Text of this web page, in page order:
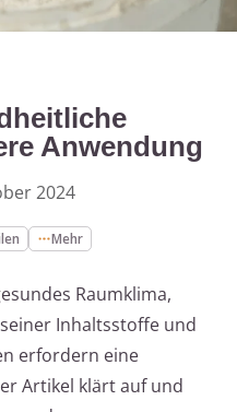
Anwendung
2024
Mehr
Raumklima,
Inhaltsstoffe und
erfordern eine
Artikel klärt auf und